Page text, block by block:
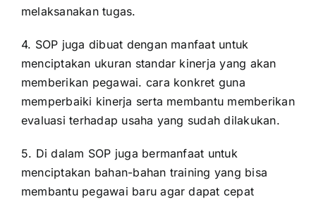
melaksanakan tugas.
4. SOP juga dibuat dengan manfaat untuk
menciptakan ukuran standar kinerja yang akan
memberikan pegawai. cara konkret guna
memperbaiki kinerja serta membantu memberikan
evaluasi terhadap usaha yang sudah dilakukan.
5. Di dalam SOP juga bermanfaat untuk
menciptakan bahan-bahan training yang bisa
membantu pegawai baru agar dapat cepat